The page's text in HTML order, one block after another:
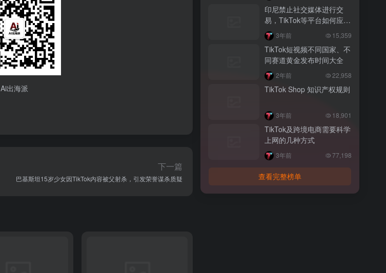
Ai出海派
下一篇
巴基斯坦15岁少女因TikTok内容被父射杀，引发荣誉谋杀质疑
印尼禁止社交媒体进行交
易，TikTok等平台如何应
对？ 3年前 15,359
TikTok短视频不同国家、不
同赛道黄金发布时间大全
2年前 22,958
TikTok Shop 知识产权规则
3年前 18,901
TikTok及跨境电商需要科学
上网的几种方式
3年前 77,198
查看完整榜单